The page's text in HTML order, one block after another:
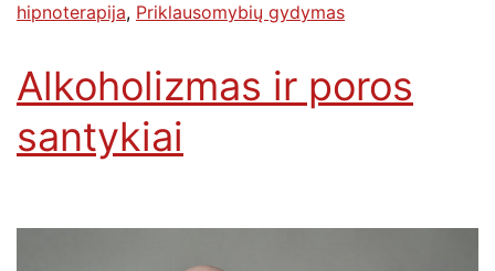
hipnoterapija, Priklausomybių gydymas
Alkoholizmas ir poros
santykiai